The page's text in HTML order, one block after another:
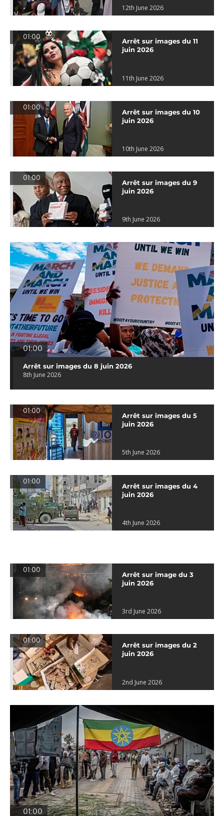
12th June 2026
01:00
Arrêt sur images du 11
juin 2026
11th June 2026
01:00
Arrêt sur images du 10
juin 2026
10th June 2026
01:00
Arrêt sur images du 9
juin 2026
9th June 2026
01:00
Arrêt sur images du 8 juin 2026
8th June 2026
01:00
Arrêt sur images du 5
juin 2026
5th June 2026
01:00
Arrêt sur images du 4
juin 2026
4th June 2026
01:00
Arrêt sur image du 3
juin 2026
3rd June 2026
01:00
Arrêt sur images du 2
juin 2026
2nd June 2026
01:00